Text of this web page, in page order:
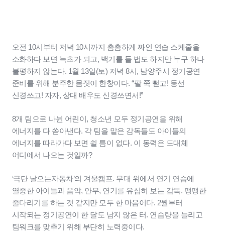
오전 10시부터 저녁 10시까지 촘촘하게 짜인 연습 스케줄을
소화하다 보면 녹초가 되고, 백기를 들 법도 하지만 누구 하나
불평하지 않는다. 1월 13일(토) 저녁 8시, 남양주시 정기공연
준비를 위해 분주한 몸짓이 한창이다. “팔 쭉 뻗고! 동선
신경쓰고! 자자, 상대 배우도 신경쓰면서!”
8개 팀으로 나뉜 어린이, 청소년 모두 정기공연을 위해
에너지를 다 쏟아낸다. 각 팀을 맡은 감독들도 아이들의
에너지를 따라가다 보면 쉴 틈이 없다. 이 동력은 도대체
어디에서 나오는 것일까?
‘극단 날으는자동차’의 겨울캠프. 무대 위에서 연기 연습에
열중한 아이들과 음악, 안무, 연기를 유심히 보는 감독. 팽팽한
줄다리기를 하는 것 같지만 모두 한 마음이다. 2월부터
시작되는 정기공연이 한 달도 남지 않은 터. 연습량을 늘리고
팀워크를 맞추기 위해 부단히 노력중이다.